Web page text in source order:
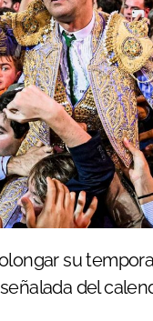
su
del